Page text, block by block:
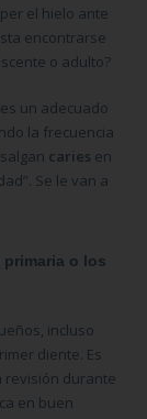
el hielo ante
encontrarse
o adulto?
un adecuado
la frecuencia
caries en
Se le van a
o los
incluso
diente. Es
revisión durante
en buen